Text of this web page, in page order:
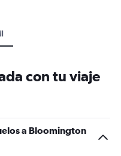
con tu viaje
a Bloomington